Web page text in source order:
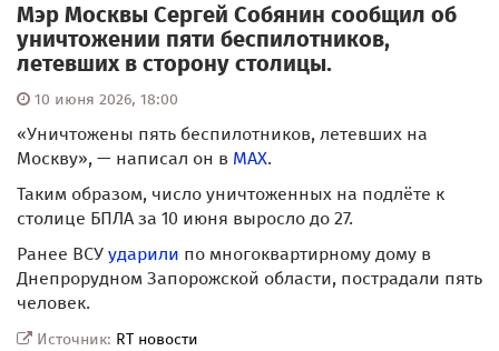
Мэр Москвы Сергей Собянин сообщил об
уничтожении пяти беспилотников,
летевших в сторону столицы.
10 июня 2026, 18:00
«Уничтожены пять беспилотников, летевших на
Москву», — написал он в MAX.
Таким образом, число уничтоженных на подлёте к
столице БПЛА за 10 июня выросло до 27.
Ранее ВСУ ударили по многоквартирному дому в
Днепрорудном Запорожской области, пострадали пять
человек.
Источник: RT новости